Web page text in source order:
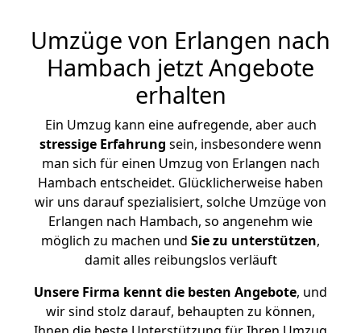
Umzüge von Erlangen nach
Hambach jetzt Angebote
erhalten
Ein Umzug kann eine aufregende, aber auch
stressige Erfahrung sein, insbesondere wenn
man sich für einen Umzug von Erlangen nach
Hambach entscheidet. Glücklicherweise haben
wir uns darauf spezialisiert, solche Umzüge von
Erlangen nach Hambach, so angenehm wie
möglich zu machen und Sie zu unterstützen,
damit alles reibungslos verläuft
Unsere Firma kennt die besten Angebote, und
wir sind stolz darauf, behaupten zu können,